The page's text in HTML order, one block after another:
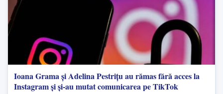
Ioana Grama și Adelina Pestrițu au rămas fără acces la
Instagram și și-au mutat comunicarea pe TikTok